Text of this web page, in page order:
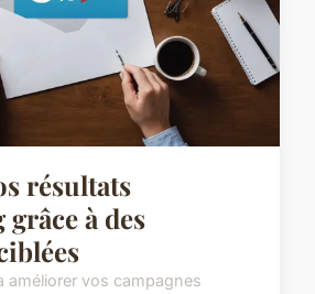
résultats
à des
améliorer vos campagnes